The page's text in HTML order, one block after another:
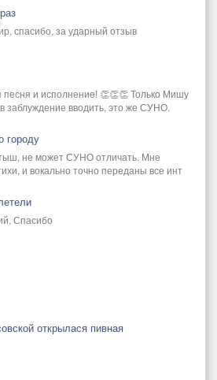
спасибо, за ударный отзыв
песня и исполнение! 👏👏👏 Только Мишу
заблуждение вводить, это же СУНО.
городу
не может СУНО отличать. Мне
и вокально точно переданы все инт
Спасибо
открылася пивная